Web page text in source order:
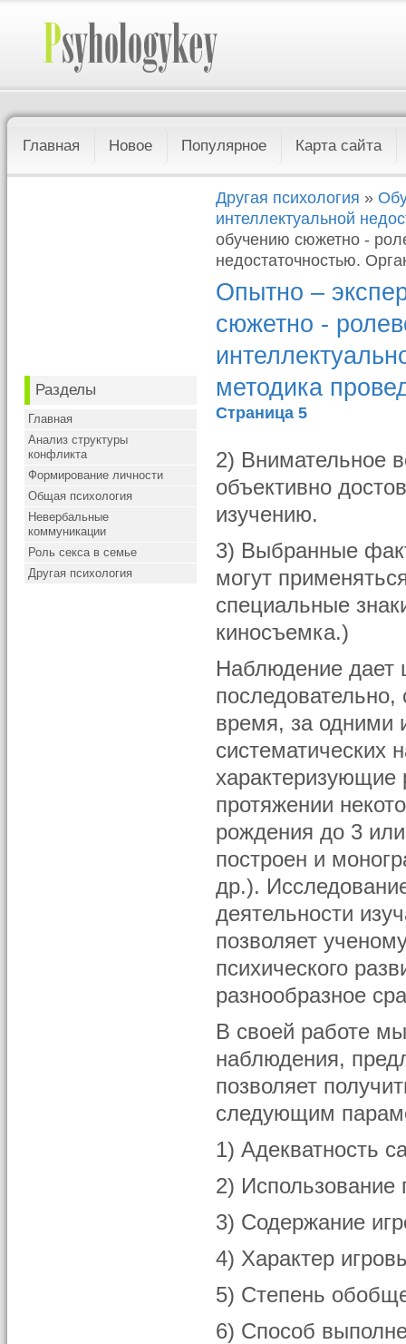
Главная Новое Популярное Карта сайта
Разделы
Главная
Анализ структуры
конфликта
Формирование личности
Общая психология
Невербальные
коммуникации
Роль секса в семье
Другая психология
Другая психология »
интеллектуальной
обучению сюжетно -
недостаточностью.
Опытно –
сюжетно -
методика
Страница 5
2) Внимательное
объективно
изучению.
3) Выбранные
могут
специальные
киносъемка.)
Наблюдение дает
время, за одними
систематических
характеризующие
протяжении
рождения до 3
построен и
др.).
деятельности
позволяет
психического
разнообразное
В своей работе
наблюдения,
позволяет
следующим
1) Адекватность
2) Использование
3) Содержание
4) Характер
5) Степень
6) Способ